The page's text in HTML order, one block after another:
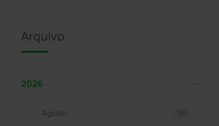
Arquivo
2026
Agosto 201